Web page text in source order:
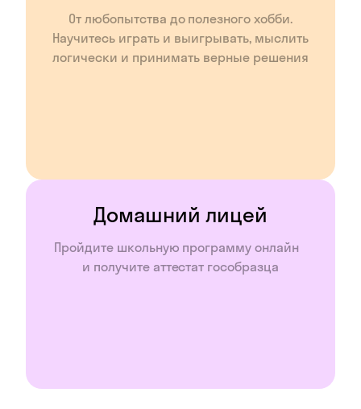
От любопытства до полезного хобби.
Научитесь играть и выигрывать, мыслить
логически и принимать верные решения
Домашний лицей
Пройдите школьную программу онлайн
и получите аттестат гособразца